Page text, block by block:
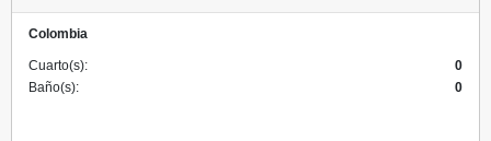
Colombia
Cuarto(s):
0
Baño(s):
0